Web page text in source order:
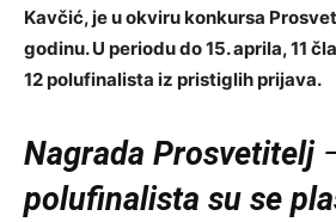
Kavčić, je u okviru konkursa
godinu. U periodu do 15. aprila, 11
12 polufinalista iz pristiglih prijava.
Nagrada Prosvetitelj
polufinalista su se